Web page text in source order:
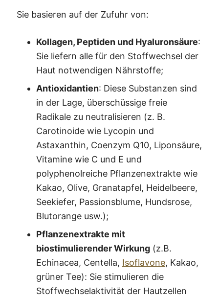
Sie basieren auf der Zufuhr von:
Kollagen, Peptiden und Hyaluronsäure:
Sie liefern alle für den Stoffwechsel der
Haut notwendigen Nährstoffe;
Antioxidantien: Diese Substanzen sind
in der Lage, überschüssige freie
Radikale zu neutralisieren (z. B.
Carotinoide wie Lycopin und
Astaxanthin, Coenzym Q10, Liponsäure,
Vitamine wie C und E und
polyphenolreiche Pflanzenextrakte wie
Kakao, Olive, Granatapfel, Heidelbeere,
Seekiefer, Passionsblume, Hundsrose,
Blutorange usw.);
Pflanzenextrakte mit
biostimulierender Wirkung (z.B.
Echinacea, Centella, Isoflavone, Kakao,
grüner Tee): Sie stimulieren die
Stoffwechselaktivität der Hautzellen